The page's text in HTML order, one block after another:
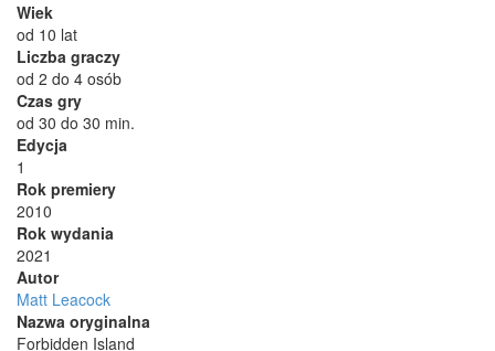
Wiek
od 10 lat
Liczba graczy
od 2 do 4 osób
Czas gry
od 30 do 30 min.
Edycja
1
Rok premiery
2010
Rok wydania
2021
Autor
Matt Leacock
Nazwa oryginalna
Forbidden Island